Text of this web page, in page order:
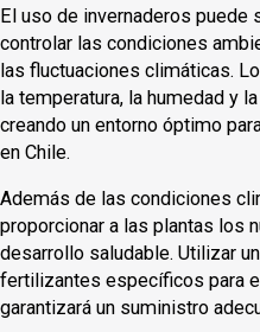
El uso de invernaderos puede
controlar las condiciones
las fluctuaciones climáticas.
la temperatura, la humedad y
creando un entorno óptimo
en Chile.
Además de las condiciones
proporcionar a las plantas los
desarrollo saludable. Utilizar
fertilizantes específicos para
garantizará un suministro